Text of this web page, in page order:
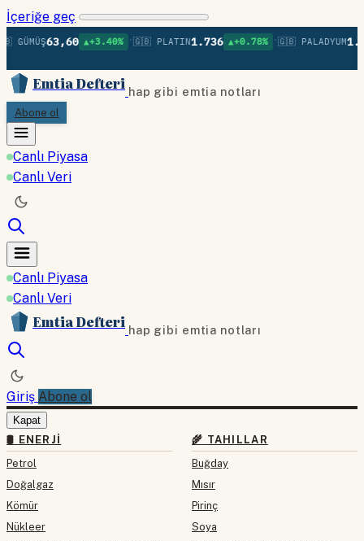
İçeriğe geç
63,60 ▲+3.40% •🇬🇧 PLATIN1.736 ▲+0.78% •🇬🇧 PALADYUM
Emtia Defteri hap gibi emtia notları
Abone ol
Canlı Piyasa
Canlı Veri
Canlı Piyasa
Canlı Veri
Emtia Defteri hap gibi emtia notları
Giriş Abone ol
Kapat
🛢 ENERJI
Petrol
Doğalgaz
Kömür
Nükleer
🌾 TAHILLAR
Buğday
Mısır
Pirinç
Soya